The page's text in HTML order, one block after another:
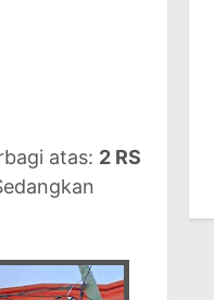
atas: 2 RS